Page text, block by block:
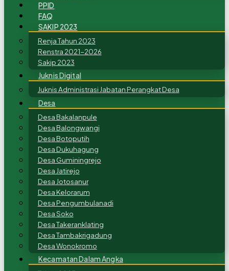
PPID
FAQ
SAKIP 2023
Renja Tahun 2023
Renstra 2021-2026
Sakip 2023
Juknis Digital
Juknis Administrasi Jabatan Perangkat Desa
Desa
Desa Bakalanpule
Desa Balongwangi
Desa Botoputih
Desa Dukuhagung
Desa Guminingrejo
Desa Jatirejo
Desa Jotosanur
Desa Kelorarum
Desa Pengumbulanadi
Desa Soko
Desa Takeranklating
Desa Tambakrigadung
Desa Wonokromo
Kecamatan Dalam Angka